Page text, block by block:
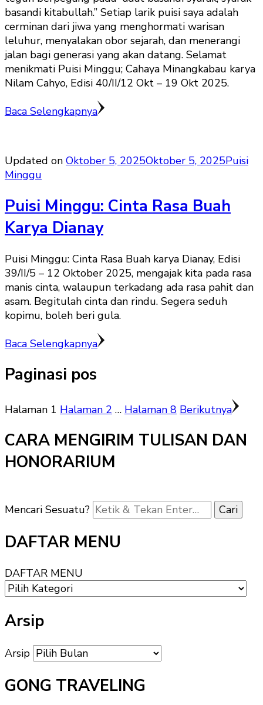
basandi kitabullah.” Setiap larik puisi saya adalah
cerminan dari jiwa yang menghormati warisan
leluhur, menyalakan obor sejarah, dan menerangi
jalan bagi generasi yang akan datang. Selamat
menikmati Puisi Minggu; Cahaya Minangkabau karya
Nilam Cahyo, Edisi 40/II/12 Okt – 19 Okt 2025.
Baca Selengkapnya
Updated on Oktober 5, 2025Oktober 5, 2025Puisi
Minggu
Puisi Minggu: Cinta Rasa Buah
Karya Dianay
Puisi Minggu: Cinta Rasa Buah karya Dianay, Edisi
39/II/5 – 12 Oktober 2025, mengajak kita pada rasa
manis cinta, walaupun terkadang ada rasa pahit dan
asam. Begitulah cinta dan rindu. Segera seduh
kopimu, boleh beri gula.
Baca Selengkapnya
Paginasi pos
Halaman 1 Halaman 2 … Halaman 8 Berikutnya
CARA MENGIRIM TULISAN DAN
HONORARIUM
Mencari Sesuatu?
DAFTAR MENU
DAFTAR MENU
Arsip
Arsip
GONG TRAVELING